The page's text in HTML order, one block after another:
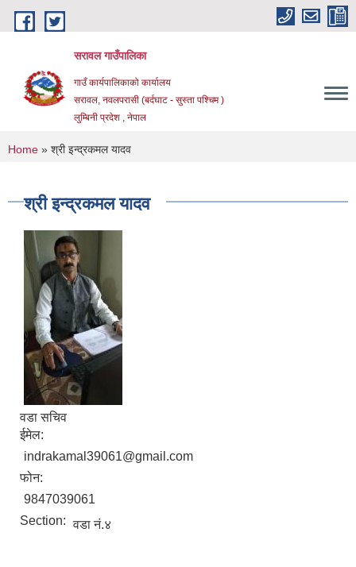
Skip to main content
सरावल गाउँपालिका
गाउँ कार्यपालिकाको कार्यालय
सरावल, नवलपरासी (बर्दघाट - सुस्ता पश्चिम )
लुम्बिनी प्रदेश , नेपाल
You are here
Home » श्री इन्द्रकमल यादव
श्री इन्द्रकमल यादव
वडा सचिव
ईमेल:
indrakamal39061@gmail.com
फोन:
9847039061
Section: वडा नं.४